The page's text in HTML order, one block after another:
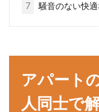
7 騒音のない快
アパート
人同士で